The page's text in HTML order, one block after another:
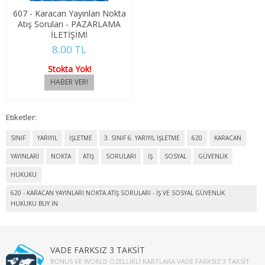
SOSYOLOJİ
1. SINIF 1. YARIYIL SOSYOLOJİ
1. SINIF 2. YARIYIL SOSYOLOJİ
2. SINIF 4. YARIYIL SOSYOLOJİ
3. SINIF 6. YARIYIL SOSYOLOJİ
4. SINIF 7. YARIYIL SOSYOLOJİ
TARİH
607 - Karacan Yayınları Nokta
Atış Soruları - PAZARLAMA
İLETİŞİMİ
8.00 TL
Stokta Yok!
Etiketler:
SINIF YARIYIL İŞLETME 3. SINIF 6. YARIYIL İŞLETME 620 KARACAN
YAYINLARI NOKTA ATIŞ SORULARI İŞ SOSYAL GÜVENLİK
HUKUKU
620 - KARACAN YAYINLARI NOKTA ATIŞ SORULARI - İŞ VE SOSYAL GÜVENLİK
HUKUKU BUY IN
VADE FARKSIZ 3 TAKSİT
BONUS VE WORLD ÖZELLIKLI KARTLARA VADE FARKSIZ 3 TAKSIT